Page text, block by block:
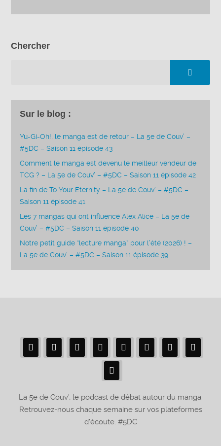
Chercher
Sur le blog :
Yu-Gi-Oh!, le manga est de retour – La 5e de Couv’ –
#5DC – Saison 11 épisode 43
Comment le manga est devenu le meilleur vendeur de
TCG ? – La 5e de Couv’ – #5DC – Saison 11 épisode 42
La fin de To Your Eternity – La 5e de Couv’ – #5DC –
Saison 11 épisode 41
Les 7 mangas qui ont influencé Alex Alice – La 5e de
Couv’ – #5DC – Saison 11 épisode 40
Notre petit guide “lecture manga” pour l’été (2026) ! –
La 5e de Couv’ – #5DC – Saison 11 épisode 39
La 5e de Couv', le podcast de débat autour du manga.
Retrouvez-nous chaque semaine sur vos plateformes
d'écoute. #5DC